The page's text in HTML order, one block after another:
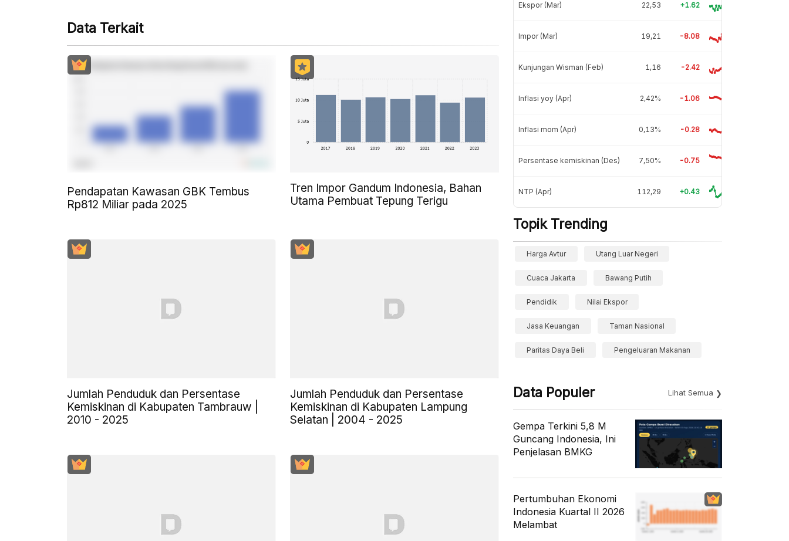
Data Terkait
Pendapatan Kawasan GBK Tembus
Rp812 Miliar pada 2025
Tren Impor Gandum Indonesia, Bahan
Utama Pembuat Tepung Terigu
Jumlah Penduduk dan Persentase
Kemiskinan di Kabupaten Tambrauw |
2010 - 2025
Jumlah Penduduk dan Persentase
Kemiskinan di Kabupaten Lampung
Selatan | 2004 - 2025
Ekspor (Mar) 22,53 +1.62
Impor (Mar) 19,21 -8.08
Kunjungan Wisman (Feb) 1,16 -2.42
Inflasi yoy (Apr) 2,42% -1.06
Inflasi mom (Apr) 0,13% -0.28
Persentase kemiskinan (Des) 7,50% -0.75
NTP (Apr) 112,29 +0.43
Topik Trending
Harga Avtur Utang Luar Negeri
Cuaca Jakarta Bawang Putih
Pendidik Nilai Ekspor
Jasa Keuangan Taman Nasional
Paritas Daya Beli Pengeluaran Makanan
Data Populer Lihat Semua
Gempa Terkini 5,8 M
Guncang Indonesia, Ini
Penjelasan BMKG
Pertumbuhan Ekonomi
Indonesia Kuartal II 2026
Melambat